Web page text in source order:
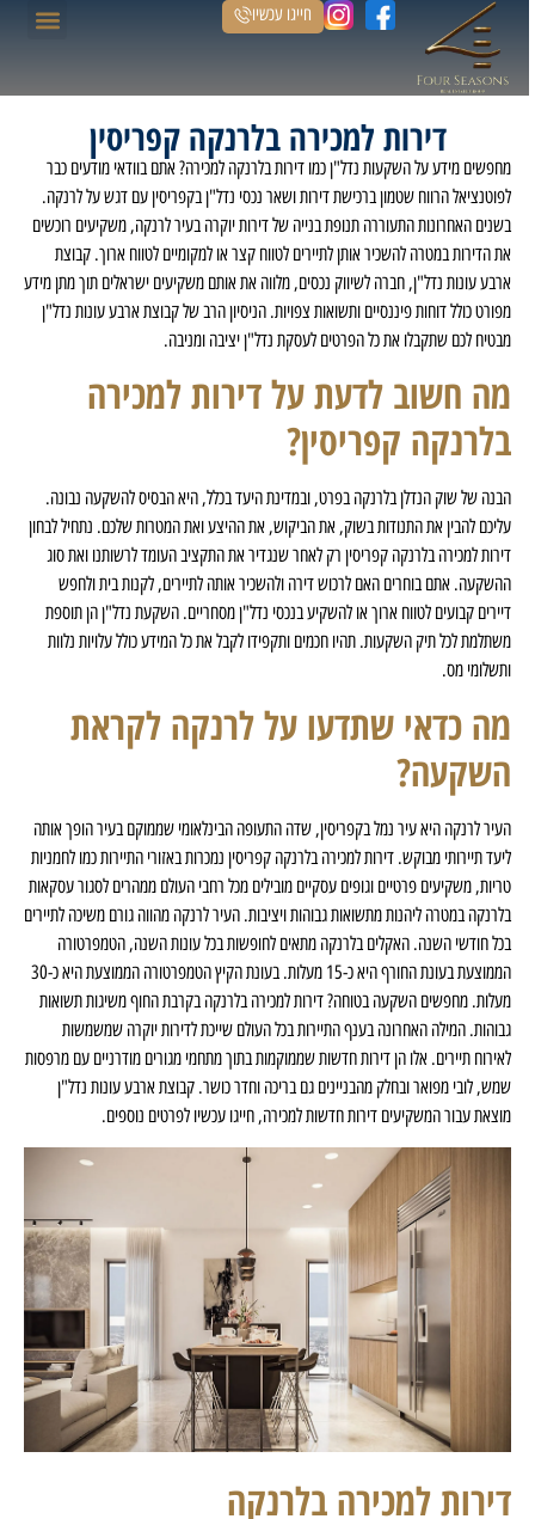
חייגו עכשיו
דירות למכירה בלרנקה קפריסין
מחפשים מידע על השקעות נדל"ן כמו דירות בלרנקה למכירה? אתם בוודאי מודעים כבר
לפוטנציאל הרווח שטמון ברכישת דירות ושאר נכסי נדל"ן בקפריסין עם דגש על לרנקה.
בשנים האחרונות התעוררה תנופת בנייה של דירות יוקרה בעיר לרנקה, משקיעים רוכשים
את הדירות במטרה להשכיר אותן לתיירים לטווח קצר או למקומיים לטווח ארוך. קבוצת
ארבע עונות נדל"ן, חברה לשיווק נכסים, מלווה את אותם משקיעים ישראלים תוך מתן מידע
מפורט כולל דוחות פיננסיים ותשואות צפויות. הניסיון הרב של קבוצת ארבע עונות נדל"ן
מבטיח לכם שתקבלו את כל הפרטים לעסקת נדל"ן יציבה ומניבה.
מה חשוב לדעת על דירות למכירה
בלרנקה קפריסין?
הבנה של שוק הנדלן בלרנקה בפרט, ובמדינת היעד בכלל, היא הבסיס להשקעה נבונה.
עליכם להבין את התנודות בשוק, את הביקוש, את ההיצע ואת המטרות שלכם. נתחיל לבחון
דירות למכירה בלרנקה קפריסין רק לאחר שנגדיר את התקציב העומד לרשותנו ואת סוג
ההשקעה. אתם בוחרים האם לרכוש דירה ולהשכיר אותה לתיירים, לקנות בית ולחפש
דיירים קבועים לטווח ארוך או להשקיע בנכסי נדל"ן מסחריים. השקעת נדל"ן הן תוספת
משתלמת לכל תיק השקעות. תהיו חכמים ותקפידו לקבל את כל המידע כולל עלויות נלוות
ותשלומי מס.
מה כדאי שתדעו על לרנקה לקראת
השקעה?
העיר לרנקה היא עיר נמל בקפריסין, שדה התעופה הבינלאומי שממוקם בעיר הופך אותה
ליעד תיירותי מבוקש. דירות למכירה בלרנקה קפריסין נמכרות באזורי התיירות כמו לחמניות
טריות, משקיעים פרטיים וגופים עסקיים מובילים מכל רחבי העולם ממהרים לסגור עסקאות
בלרנקה במטרה ליהנות מתשואות גבוהות ויציבות. העיר לרנקה מהווה גורם משיכה לתיירים
בכל חודשי השנה. האקלים בלרנקה מתאים לחופשות בכל עונות השנה, הטמפרטורה
הממוצעת בעונת החורף היא כ-15 מעלות. בעונת הקיץ הטמפרטורה הממוצעת היא כ-30
מעלות. מחפשים השקעה בטוחה? דירות למכירה בלרנקה בקרבת החוף משיגות תשואות
גבוהות. המילה האחרונה בענף התיירות בכל העולם שייכת לדירות יוקרה שמשמשות
לאירוח תיירים. אלו הן דירות חדשות שממוקמות בתוך מתחמי מגורים מודרניים עם מרפסות
שמש, לובי מפואר ובחלק מהבניינים גם בריכה וחדר כושר. קבוצת ארבע עונות נדל"ן
מוצאת עבור המשקיעים דירות חדשות למכירה, חייגו עכשיו לפרטים נוספים.
דירות למכירה בלרנקה